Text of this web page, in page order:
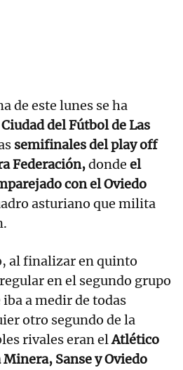
de este lunes se ha
Ciudad del Fútbol de Las
semifinales del play off
Federación,donde el
con el Oviedo
asturiano que milita
al finalizar en quinto
en el segundo grupo
iba a medir de todas
otro segundo de la
rivales eran elAtlético
Sanse y Oviedo